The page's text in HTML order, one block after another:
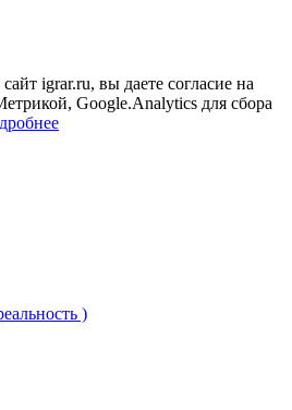
igrar.ru, вы даете согласие на
Google.Analytics для сбора
)